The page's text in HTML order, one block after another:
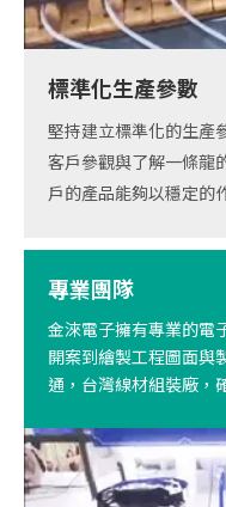
標準化生產參數
堅持建立標準化的生產
客戶參觀與了解一條龍
戶的產品能夠以穩定的
專業團隊
金淶電子擁有專業的電
開案到繪製工程圖面與
通，台灣線材組裝廠，